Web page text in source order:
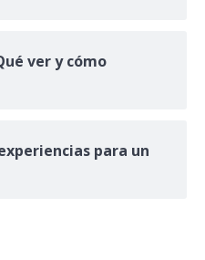
ver y cómo
para un